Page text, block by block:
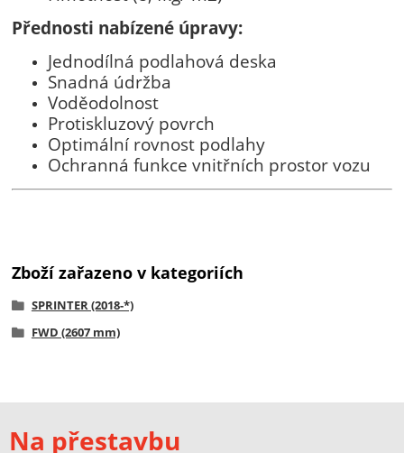
Přednosti nabízené úpravy:
Jednodílná podlahová deska
Snadná údržba
Voděodolnost
Protiskluzový povrch
Optimální rovnost podlahy
Ochranná funkce vnitřních prostor vozu
Zboží zařazeno v kategoriích
SPRINTER (2018-*)
FWD (2607 mm)
Na přestavbu